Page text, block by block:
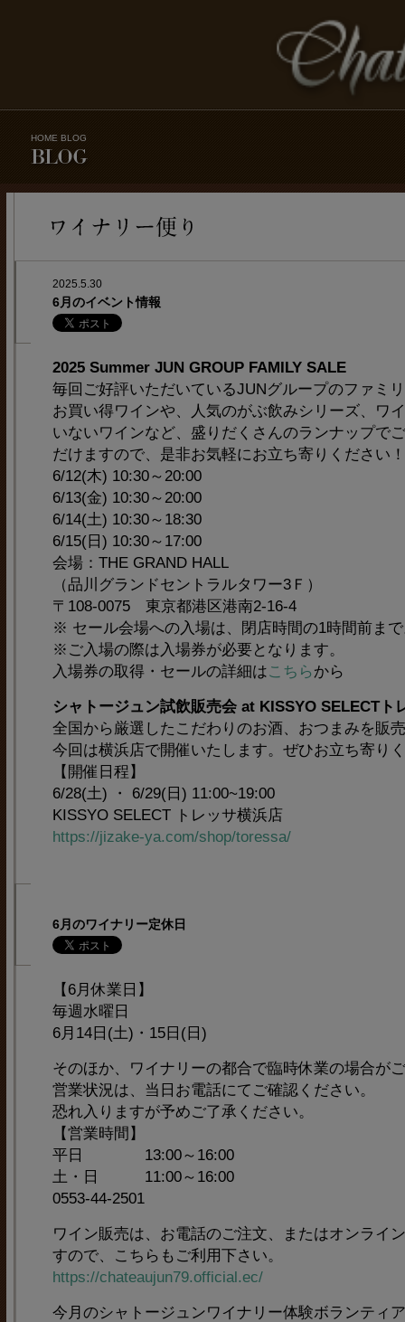
HOME BLOG
2025.5.30
6月のイベント情報
2025 Summer JUN GROUP FAMILY SALE
毎回ご好評いただいているJUNグループのファミ
お買い得ワインや、人気のがぶ飲みシリーズ、ワ
いないワインなど、盛りだくさんのランナップで
だけますので、是非お気軽にお立ち寄りください！
6/12(木) 10:30～20:00
6/13(金) 10:30～20:00
6/14(土) 10:30～18:30
6/15(日) 10:30～17:00
会場：THE GRAND HALL
（品川グランドセントラルタワー3Ｆ）
〒108-0075 東京都港区港南2-16-4
※ セール会場への入場は、閉店時間の1時間前ま
※ご入場の際は入場券が必要となります。
入場券の取得・セールの詳細はこちら から
シャトージュン試飲販売会 at KISSYO SELECTト
全国から厳選したこだわりのお酒、おつまみを販
今回は横浜店で開催いたします。ぜひお立ち寄り
【開催日程】
6/28(土) ・ 6/29(日) 11:00~19:00
KISSYO SELECT トレッサ横浜店
https://jizake-ya.com/shop/toressa/
6月のワイナリー定休日
【6月休業日】
毎週水曜日
6月14日(土)・15日(日)
そのほか、ワイナリーの都合で臨時休業の場合が
営業状況は、当日お電話にてご確認ください。
恐れ入りますが予めご了承ください。
【営業時間】
平日 13:00～16:00
土・日 11:00～16:00
0553-44-2501
ワイン販売は、お電話のご注文、またはオンライ
すので、こちらもご利用下さい。
https://chateaujun79.official.ec/
今月のシャトージュンワイナリー体験ボランティ